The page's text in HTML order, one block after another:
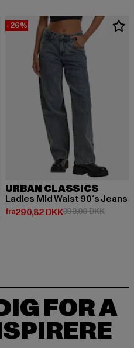
393,00 DKK
-26%
URBAN CLASSICS
Ladies Mid Waist 90´s Jeans
fra290,82 DKK
Nuværende pris: Fra 290,82
393,00 DKK
FOR A